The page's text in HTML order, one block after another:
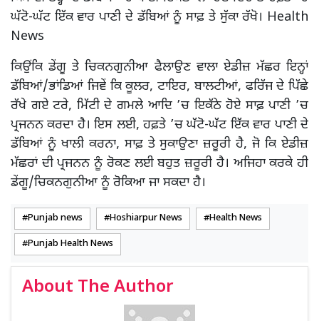
ਘੱਟੋ-ਘੱਟ ਇੱਕ ਵਾਰ ਪਾਣੀ ਦੇ ਡੱਬਿਆਂ ਨੂੰ ਸਾਫ਼ ਤੇ ਸੁੱਕਾ ਰੱਖੋ। Health
News
ਕਿਉਂਕਿ ਡੇਂਗੂ ਤੇ ਚਿਕਨਗੁਨੀਆ ਫੈਲਾਉਣ ਵਾਲਾ ਏਡੀਜ਼ ਮੱਛਰ ਇਨ੍ਹਾਂ
ਡੱਬਿਆਂ/ਭਾਂਡਿਆਂ ਜਿਵੇਂ ਕਿ ਕੂਲਰ, ਟਾਇਰ, ਬਾਲਟੀਆਂ, ਫਰਿੱਜ ਦੇ ਪਿੱਛੇ
ਰੱਖੇ ਗਏ ਟਰੇ, ਮਿੱਟੀ ਦੇ ਗਮਲੇ ਆਦਿ ’ਚ ਇਕੱਠੇ ਹੋਏ ਸਾਫ਼ ਪਾਣੀ ’ਚ
ਪ੍ਰਜਨਨ ਕਰਦਾ ਹੈ। ਇਸ ਲਈ, ਹਫ਼ਤੇ ’ਚ ਘੱਟੋ-ਘੱਟ ਇੱਕ ਵਾਰ ਪਾਣੀ ਦੇ
ਡੱਬਿਆਂ ਨੂੰ ਖਾਲੀ ਕਰਨਾ, ਸਾਫ਼ ਤੇ ਸੁਕਾਉਣਾ ਜ਼ਰੂਰੀ ਹੈ, ਜੋ ਕਿ ਏਡੀਜ਼
ਮੱਛਰਾਂ ਦੀ ਪ੍ਰਜਨਨ ਨੂੰ ਰੋਕਣ ਲਈ ਬਹੁਤ ਜ਼ਰੂਰੀ ਹੈ। ਅਜਿਹਾ ਕਰਕੇ ਹੀ
ਡੇਂਗੂ/ਚਿਕਨਗੁਨੀਆ ਨੂੰ ਰੋਕਿਆ ਜਾ ਸਕਦਾ ਹੈ।
Punjab news Hoshiarpur News Health News
Punjab Health News
About The Author